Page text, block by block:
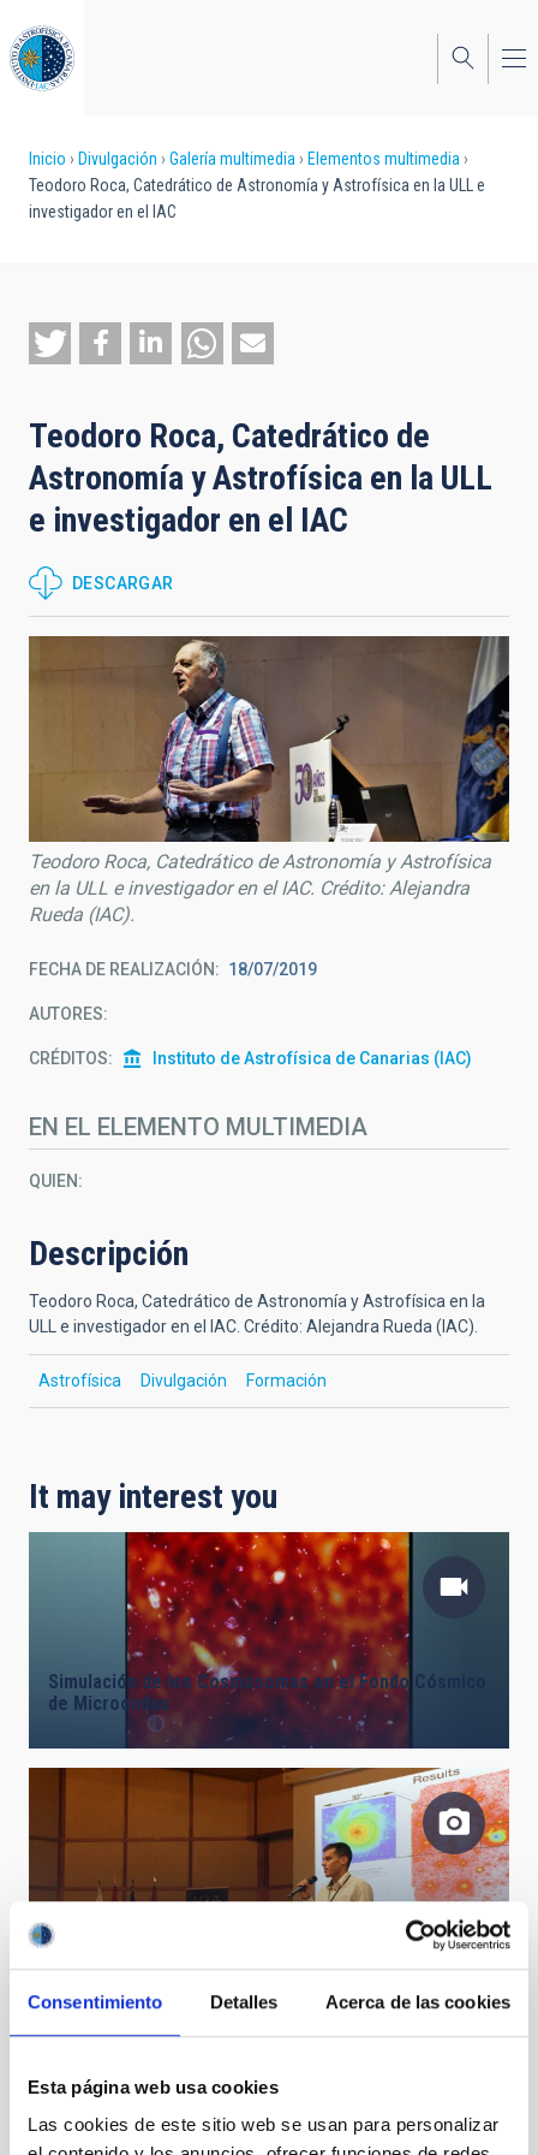
Consentimiento Detalles Acerca de las cookies
Esta página web usa cookies
Las cookies de este sitio web se usan para personalizar
al
contenido
principal
Sobrescribir
enlaces
a
la
navegación
Inicio Divulgación Galería multimedia
Elementos multimedia
Teodoro Roca, Catedrático de Astronomía y Astrofísica en la ULL e
investigador en el IAC
Teodoro Roca, Catedrático de
Astronomía y Astrofísica en la ULL
e investigador en el IAC
DESCARGAR
Teodoro Roca, Catedrático de Astronomía y Astrofísica
en la ULL e investigador en el IAC. Crédito: Alejandra
Rueda (IAC).
FECHA DE REALIZACIÓN 18/07/2019
AUTORES
CRÉDITOS Instituto de Astrofísica de Canarias (IAC)
EN EL ELEMENTO MULTIMEDIA
QUIEN
Descripción
Teodoro Roca, Catedrático de Astronomía y Astrofísica en la
ULL e investigador en el IAC. Crédito: Alejandra Rueda (IAC).
Astrofísica Divulgación Formación
It may interest you
Simulación de los Cosmosomas en el Fondo Cósmico
de Microondas
Aleix Roig durante el IAU Symposium 355